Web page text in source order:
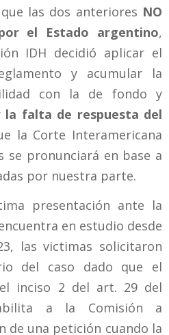
las dos anteriores NO
el Estado argentino,
IDH decidió aplicar el
y acumular la
con la de fondo y
la falta de respuesta del
la Corte Interamericana
se pronunciará en base a
por nuestra parte.
presentación ante la
en estudio desde
las victimas solicitaron
del caso dado que el
inciso 2 del art. 29 del
a la Comisión a
de una petición cuando la